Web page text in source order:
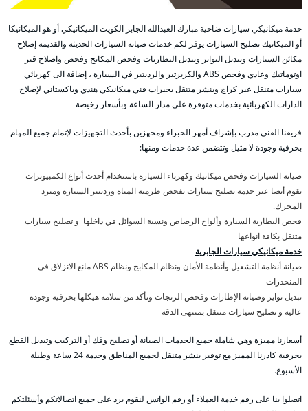
خدمة ميكانيكي سيارات ضاحية مبارك العبدالله الجابر الكويت الميكانيكي أو هو الميكانيكا
أو الميكانيك تصليح السيارات يوفر لكم خدمات صيانة السيارات الحديثة والقديمة إصلاح
مكائن السيارات وتبديل التواير وتبديل البطاريات وفحص المكابح وفحص واصلاح قير
اوتوماتيك وعادي وفحص ABS والكربرتير والرديتير في السيارة ، إضافة الى كهربائي
سيارات متنقل عبر كراج وبنشر متنقل بخبرات فني ميكانيكي هندي وباكستاني لإصلاح
الدارات الكهربائية بخدمات متوفرة على مدار الساعة وبأسعار رخيصة
فريقنا الفني مدرب بإشراف أمهر الخبراء ومجهزين بأحدث التجهيزات لإتمام جميع المهام
بحرفية وجودة لا مثيل وتتضمن عدة خدمات ومنها:
صيانة السيارات وفحص ميكانيك وكهرباء السيارة باستخدام أحدث أنواع الكمبيوترات
نقوم أيضا عبر خدمة تصليح سيارات بفحص طرمبة المياه ورديتير السيارة ومبرد
المحرك.
فحص البطارية السيارة وألواح الرصاص ونسبة السوائل في داخلها و تصليح سيارات
متنقل بكافة انواعها
خدمة ميكانيكي سيارات الجابرية
صيانة أنظمة التشغيل وأنظمة الأمان ونظام المكابح ونظام ABS مانع الانزلاق في
المنحدرات
تبديل تواير وصيانة الإطارات وفحص الرنجات وتأكد من سلامه هيكلها بحرفية وجودة
عالية و تصليح سيارات متنقل بمنتهى الدقة
أسعارنا مميزة وهي شاملة جميع الخدمات الصيانة أو تصليح وفك أو التركيب وتبديل القطع
بحرفية كادرنا المميز مع توفير بنشر متنقل لجميع المناطق وخدمة 24 ساعة وطيلة
الأسبوع.
اتصلوا بنا على رقم خدمة العملاء أو رقم الواتس لنقوم برد على جميع اتصالاتكم وأسئلتكم